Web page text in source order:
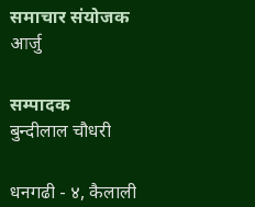
समाचार संयोजक
आर्जु
सम्पादक
बुन्दीलाल चौधरी
धनगढी - ४, कैलाली